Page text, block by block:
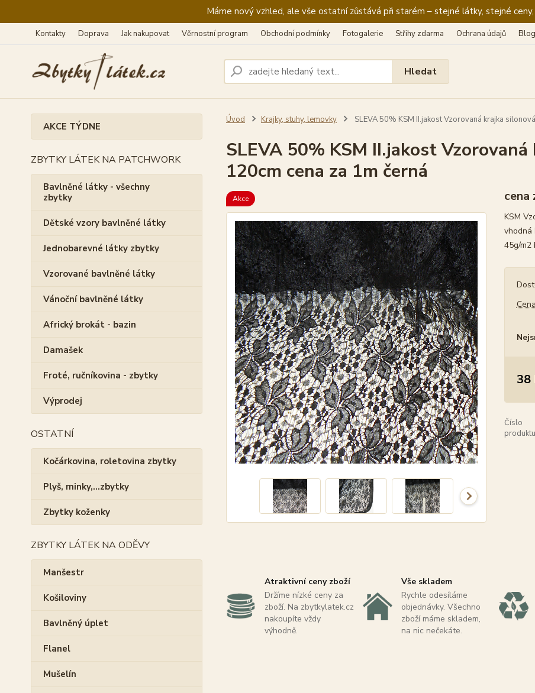
Máme nový vzhled, ale vše ostatní zůstává při starém – stejné látky, stejné
Kontakty Doprava Jak nakupovat Věrnostní program Obchodní podmínky Fotogalerie Střihy zdarma Ochrana údajů Blog
Hledat
AKCE TÝDNE
ZBYTKY LÁTEK NA PATCHWORK
Bavlněné látky - všechny
zbytky
Dětské vzory bavlněné látky
Jednobarevné látky zbytky
Vzorované bavlněné látky
Vánoční bavlněné látky
Africký brokát - bazin
Damašek
Froté, ručníkovina - zbytky
Výprodej
OSTATNÍ
Kočárkovina, roletovina zbytky
Plyš, minky,...zbytky
Zbytky koženky
ZBYTKY LÁTEK NA ODĚVY
Manšestr
Košiloviny
Bavlněný úplet
Flanel
Mušelín
Úvod Krajky, stuhy, lemovky SLEVA 50% KSM II.jakost Vzorovaná krajka
SLEVA 50% KSM II.jakost
120cm cena za 1m černá
Akce cena
KSM
vhodná
45g/m2
38
Číslo
Atraktivní ceny zboží
Držíme nízké ceny za
zboží. Na zbytkylatek.cz
nakoupíte vždy
výhodně.
Vše skladem
Rychle odesíláme
objednávky. Všechno
zboží máme skladem,
na nic nečekáte.